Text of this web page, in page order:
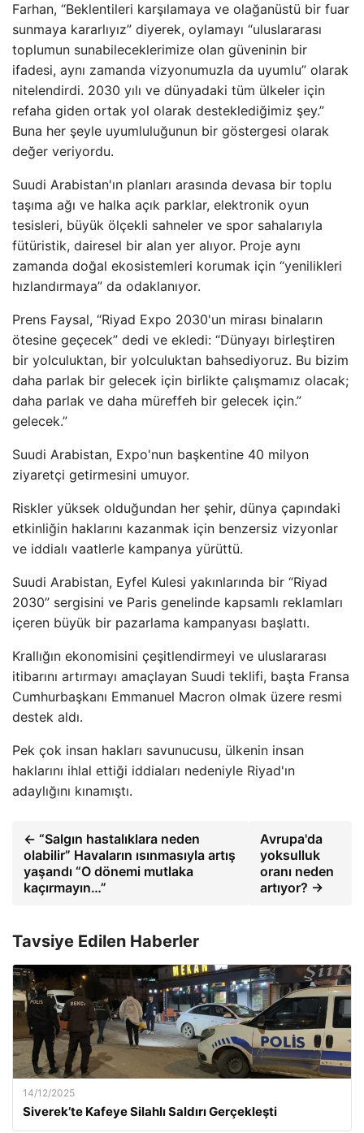
Farhan, “Beklentileri karşılamaya ve olağanüstü bir fuar
sunmaya kararlıyız” diyerek, oylamayı “uluslararası
toplumun sunabileceklerimize olan güveninin bir
ifadesi, aynı zamanda vizyonumuzla da uyumlu” olarak
nitelendirdi. 2030 yılı ve dünyadaki tüm ülkeler için
refaha giden ortak yol olarak desteklediğimiz şey.”
Buna her şeyle uyumluluğunun bir göstergesi olarak
değer veriyordu.
Suudi Arabistan'ın planları arasında devasa bir toplu
taşıma ağı ve halka açık parklar, elektronik oyun
tesisleri, büyük ölçekli sahneler ve spor sahalarıyla
fütüristik, dairesel bir alan yer alıyor. Proje aynı
zamanda doğal ekosistemleri korumak için “yenilikleri
hızlandırmaya” da odaklanıyor.
Prens Faysal, “Riyad Expo 2030'un mirası binaların
ötesine geçecek” dedi ve ekledi: “Dünyayı birleştiren
bir yolculuktan, bir yolculuktan bahsediyoruz. Bu bizim
daha parlak bir gelecek için birlikte çalışmamız olacak;
daha parlak ve daha müreffeh bir gelecek için.”
gelecek.”
Suudi Arabistan, Expo'nun başkentine 40 milyon
ziyaretçi getirmesini umuyor.
Riskler yüksek olduğundan her şehir, dünya çapındaki
etkinliğin haklarını kazanmak için benzersiz vizyonlar
ve iddialı vaatlerle kampanya yürüttü.
Suudi Arabistan, Eyfel Kulesi yakınlarında bir “Riyad
2030” sergisini ve Paris genelinde kapsamlı reklamları
içeren büyük bir pazarlama kampanyası başlattı.
Krallığın ekonomisini çeşitlendirmeyi ve uluslararası
itibarını artırmayı amaçlayan Suudi teklifi, başta Fransa
Cumhurbaşkanı Emmanuel Macron olmak üzere resmi
destek aldı.
Pek çok insan hakları savunucusu, ülkenin insan
haklarını ihlal ettiği iddiaları nedeniyle Riyad'ın
adaylığını kınamıştı.
← “Salgın hastalıklara neden
olabilir” Havaların ısınmasıyla artış
yaşandı “O dönemi mutlaka
kaçırmayın…”
Avrupa'da
yoksulluk
oranı neden
artıyor? →
Tavsiye Edilen Haberler
14/12/2025
Siverek’te Kafeye Silahlı Saldırı Gerçekleşti